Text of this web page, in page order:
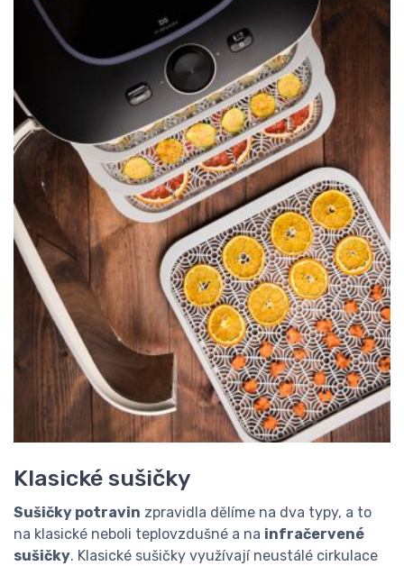
Klasické sušičky
Sušičky potravin zpravidla dělíme na dva typy, a to
na klasické neboli teplovzdušné a na infračervené
sušičky. Klasické sušičky využívají neustálé cirkulace